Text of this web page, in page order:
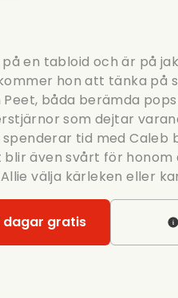
en tabloid och är på
hon att tänka på
Peet, båda berämda
som dejtar
spenderar tid med
blir även svårt för
välja kärleken eller
dagar gratis